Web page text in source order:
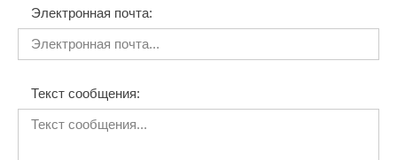
Электронная почта:
Текст сообщения: